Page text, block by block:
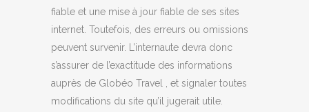
fiable et une mise à jour fiable de ses sites
internet. Toutefois, des erreurs ou omissions
peuvent survenir. L’internaute devra donc
s’assurer de l’exactitude des informations
auprès de Globéo Travel , et signaler toutes
modifications du site qu’il jugerait utile.